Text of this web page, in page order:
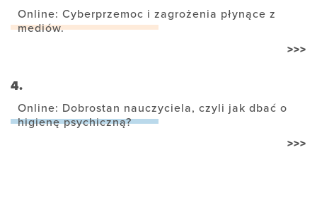
Online: Cyberprzemoc i zagrożenia płynące z
mediów.
>>>
4.
Online: Dobrostan nauczyciela, czyli jak dbać o
higienę psychiczną?
>>>